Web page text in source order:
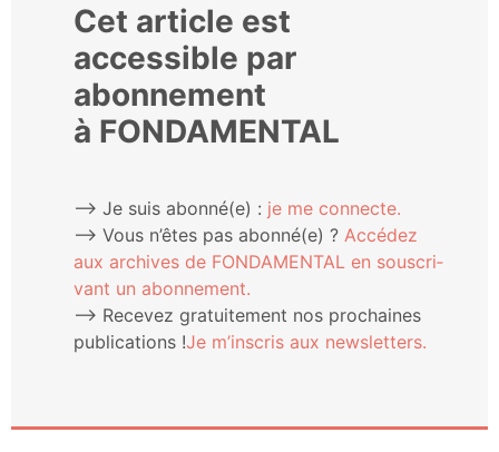
Cet article est
accessible par
abonnement
à FONDAMENTAL
⟶ Je suis abonné(e) : je me connecte.
⟶ Vous n’êtes pas abonné(e) ? Accé­dez
aux archives de FONDAMENTAL en sous­cri­
vant un abonnement.
⟶ Rece­vez gra­tui­te­ment nos pro­chaines
publi­ca­tions !Je m’ins­cris aux newsletters.